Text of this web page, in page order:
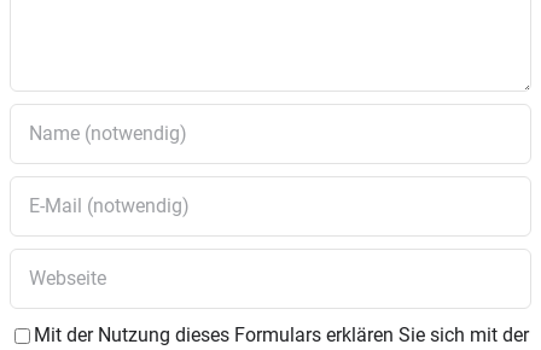
Mit der Nutzung dieses Formulars erklären Sie sich mit der